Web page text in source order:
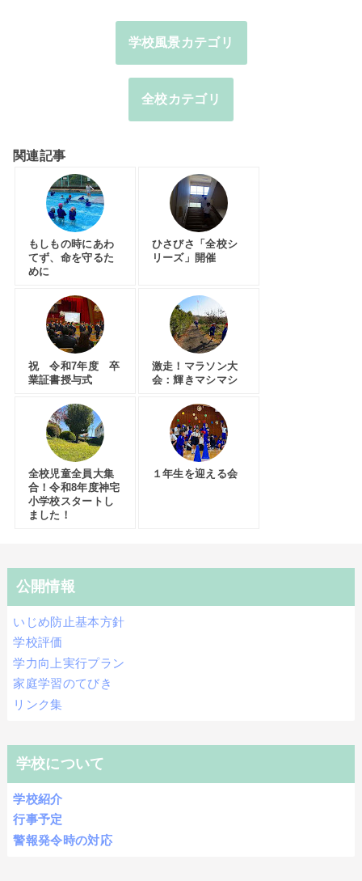
学校風景カテゴリ
全校カテゴリ
関連記事
もしもの時にあわ
てず、命を守るた
めに
ひさびさ「全校シ
リーズ」開催
祝 令和7年度 卒
業証書授与式
激走！マラソン大
会：輝きマシマシ
全校児童全員大集
合！令和8年度神宅
小学校スタートし
ました！
１年生を迎える会
公開情報
いじめ防止基本方針
学校評価
学力向上実行プラン
家庭学習のてびき
リンク集
学校について
学校紹介
行事予定
警報発令時の対応